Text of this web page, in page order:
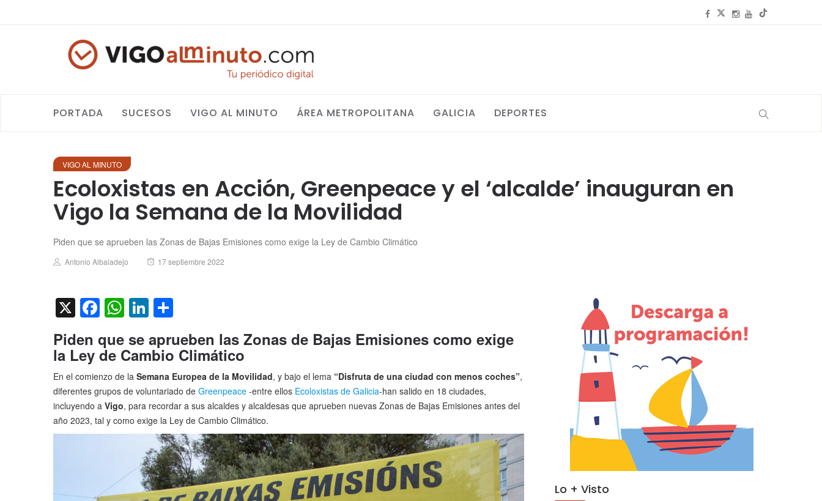
PORTADA SUCESOS VIGO AL MINUTO ÁREA METROPOLITANA GALICIA DEPORTES
VIGO AL MINUTO
Ecoloxistas en Acción, Greenpeace y el ‘alcalde’ inauguran en
Vigo la Semana de la Movilidad
Piden que se aprueben las Zonas de Bajas Emisiones como exige la Ley de Cambio Climático
Author
Antonio Albaladejo
Posted
17 septiembre 2022
X Facebook
WhatsApp
LinkedIn
Piden que se aprueben las Zonas de Bajas Emisiones como exige
la Ley de Cambio Climático
En el comienzo de la Semana Europea de la Movilidad, y bajo el lema “Disfruta de una ciudad con menos coches”,
diferentes grupos de voluntariado de Greenpeace -entre ellos Ecoloxistas de Galicia-han salido en 18 ciudades,
incluyendo a Vigo, para recordar a sus alcaldes y alcaldesas que aprueben nuevas Zonas de Bajas Emisiones antes del
año 2023, tal y como exige la Ley de Cambio Climático.
Lo + Visto